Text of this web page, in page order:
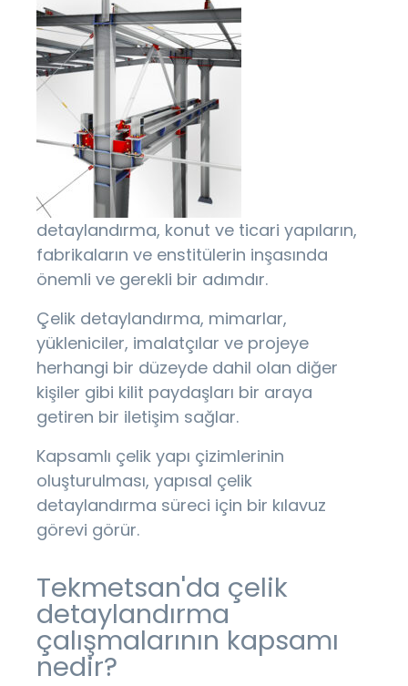
detaylandırma, konut ve ticari yapıların,
fabrikaların ve enstitülerin inşasında
önemli ve gerekli bir adımdır.
Çelik detaylandırma, mimarlar,
yükleniciler, imalatçılar ve projeye
herhangi bir düzeyde dahil olan diğer
kişiler gibi kilit paydaşları bir araya
getiren bir iletişim sağlar.
Kapsamlı çelik yapı çizimlerinin
oluşturulması, yapısal çelik
detaylandırma süreci için bir kılavuz
görevi görür.
Tekmetsan'da çelik
detaylandırma
çalışmalarının kapsamı
nedir?